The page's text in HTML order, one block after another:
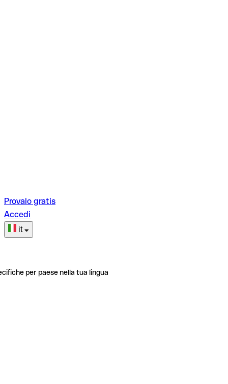
Provalo gratis
Accedi
it
per paese nella tua lingua